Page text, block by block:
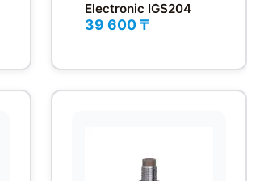
Electronic IGS204
39 600 ₸